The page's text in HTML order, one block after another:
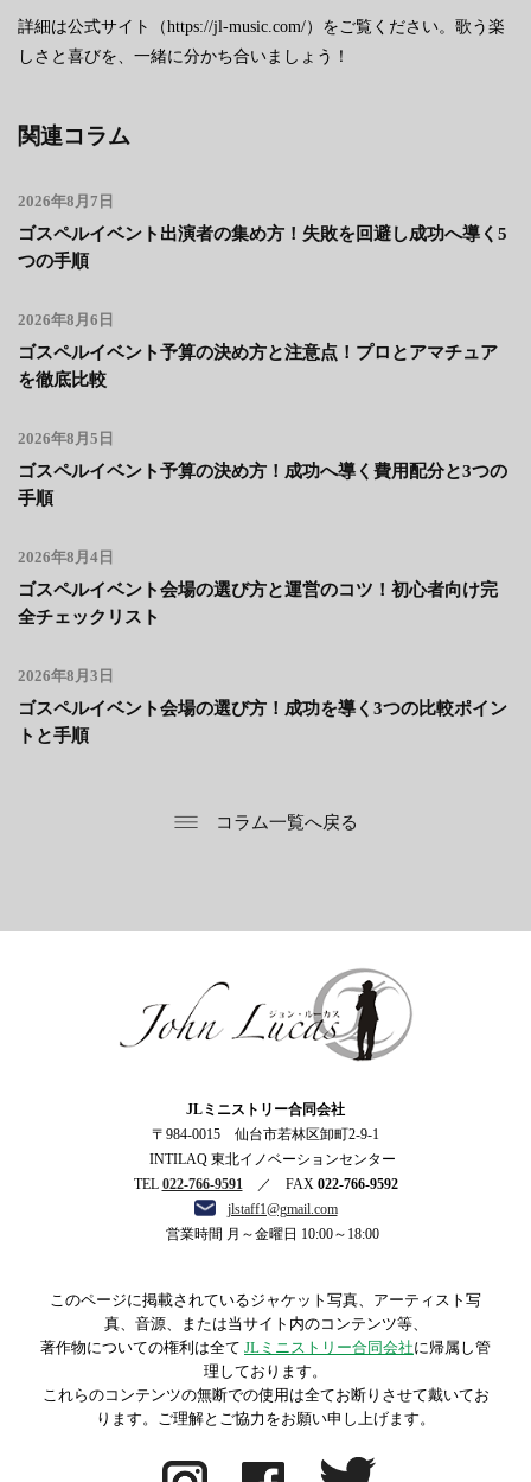
詳細は公式サイト（https://jl-music.com/）をご覧ください。歌う楽
しさと喜びを、一緒に分かち合いましょう！
関連コラム
2026年8月7日
ゴスペルイベント出演者の集め方！失敗を回避し成功へ導く5
つの手順
2026年8月6日
ゴスペルイベント予算の決め方と注意点！プロとアマチュア
を徹底比較
2026年8月5日
ゴスペルイベント予算の決め方！成功へ導く費用配分と3つの
手順
2026年8月4日
ゴスペルイベント会場の選び方と運営のコツ！初心者向け完
全チェックリスト
2026年8月3日
ゴスペルイベント会場の選び方！成功を導く3つの比較ポイン
トと手順
コラム一覧へ戻る
JLミニストリー合同会社
〒984-0015 仙台市若林区卸町2-9-1
INTILAQ 東北イノベーションセンター
TEL 022-766-9591／ FAX 022-766-9592
jlstaff1@gmail.com
営業時間 月～金曜日 10:00～18:00
このページに掲載されているジャケット写真、アーティスト写
真、音源、または当サイト内のコンテンツ等、
著作物についての権利は全て JLミニストリー合同会社に帰属し管
理しております。
これらのコンテンツの無断での使用は全てお断りさせて戴いてお
ります。ご理解とご協力をお願い申し上げます。